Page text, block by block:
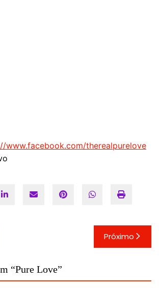
www.facebook.com/therealpurelove
Próximo
“Pure Love”